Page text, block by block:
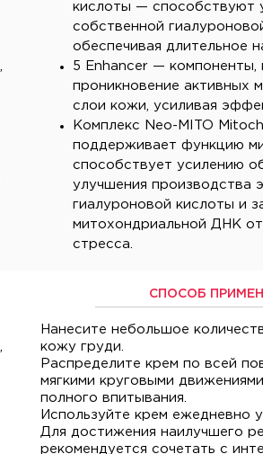
кислоты — способствуют
собственной
обеспечивая длительное
5 Enhancer —
проникновение активных
слои кожи, усиливая
Комплекс Neo-MITO
поддерживает функцию
способствует усилению
улучшения производства
гиалуроновой кислоты и
митохондриальной ДНК от
стресса.
СПОСОБ
Нанесите небольшое
кожу груди.
Распределите крем по всей
мягкими круговыми
полного впитывания.
Используйте крем ежедневно
Для достижения наилучшего
рекомендуется сочетать с